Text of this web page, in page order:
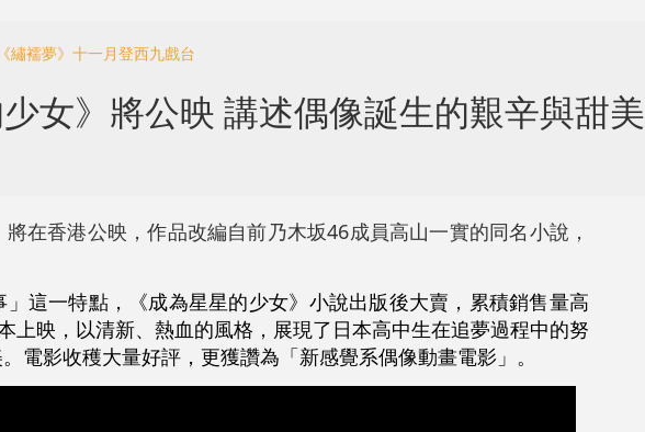
繡襦夢》十一月登西九戲台
女》將公映 講述偶像誕生的艱辛與甜美
在香港公映，作品改編自前乃木坂46成員高山一實的同名小說，
這一特點，《成為星星的少女》小說出版後大賣，累積銷售量高
上映，以清新、熱血的風格，展現了日本高中生在追夢過程中的努
電影收穫大量好評，更獲讚為「新感覺系偶像動畫電影」。